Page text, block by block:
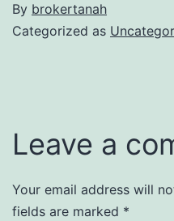
By brokertanah
Categorized as
Leave a
Your email address will
fields are marked *